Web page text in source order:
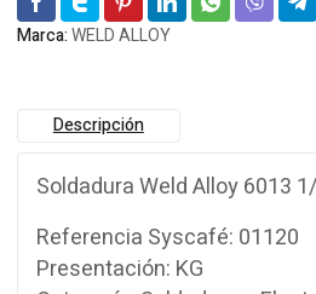
Marca:WELD ALLOY
Descripción
Soldadura Weld Alloy 6013
Referencia Syscafé: 01120
Presentación: KG